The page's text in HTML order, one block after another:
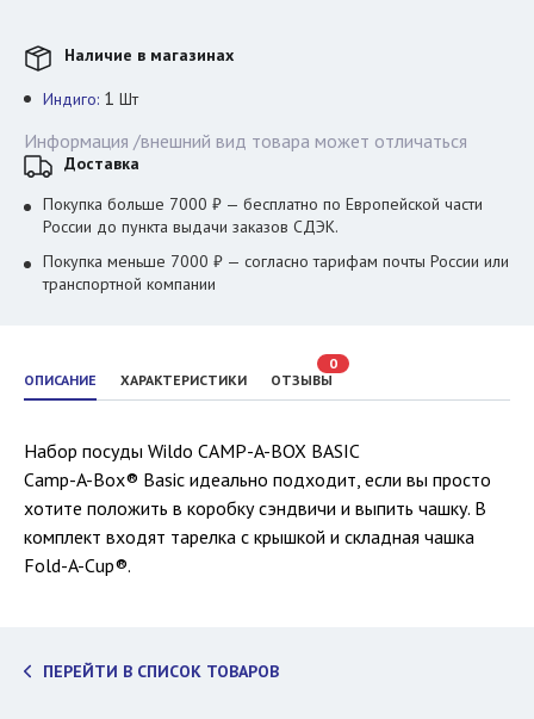
ОПИСАНИЕ ХАРАКТЕРИСТИКИ ОТЗЫВЫ
0
Набор посуды Wildo CAMP-A-BOX BASIC
Camp-A-Box® Basic идеально подходит, если вы просто
хотите положить в коробку сэндвичи и выпить чашку. В
комплект входят тарелка с крышкой и складная чашка
Fold-A-Cup®.
ПЕРЕЙТИ В СПИСОК ТОВАРОВ
Наличие в магазинах
Индиго: 1 Шт
Информация /внешний вид товара может отличаться
Доставка
Покупка больше 7000 ₽ — бесплатно по Европейской части
России до пункта выдачи заказов СДЭК.
Покупка меньше 7000 ₽ — согласно тарифам почты России или
транспортной компании